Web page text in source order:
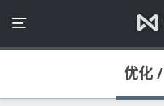
优化